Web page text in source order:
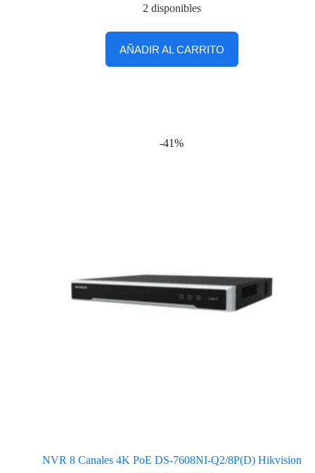
2 disponibles
AÑADIR AL CARRITO
-41%
NVR 8 Canales 4K PoE DS-7608NI-Q2/8P(D) Hikvision